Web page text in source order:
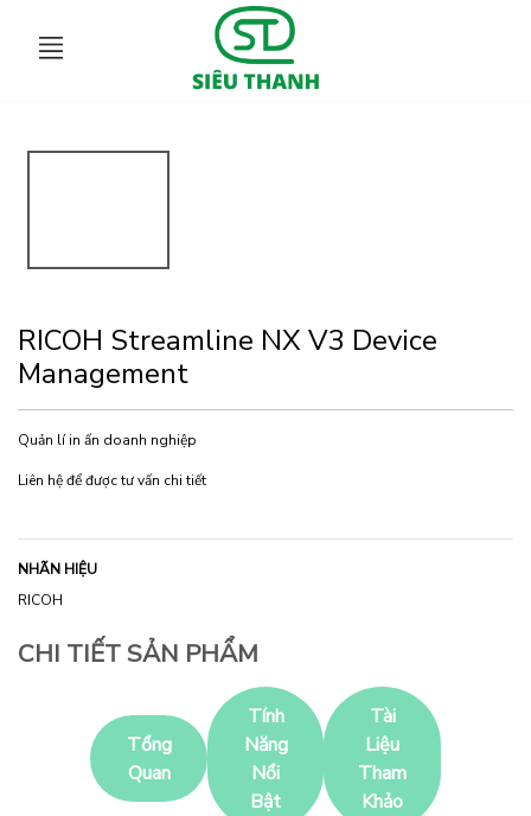
RICOH Streamline NX V3 Device
Management
Quản lí in ấn doanh nghiệp
Liên hệ để được tư vấn chi tiết
NHÃN HIỆU
RICOH
CHI TIẾT SẢN PHẨM
Tổng
Quan
Tính
Năng
Nổi
Bật
Tài
Liệu
Tham
Khảo